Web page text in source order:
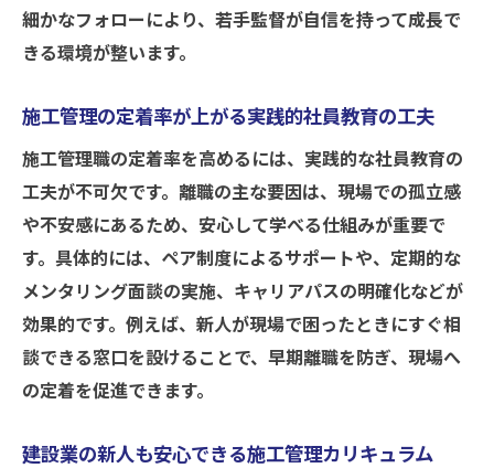
建設業で長く活躍できる施工管理の定着施
策
点
施工管理研修で職場環境を改善するポイン
ト
働きやすい施工管理職場を作る教育の工夫
働きやすさと成長を両立する研修内容
施工管理研修で働きやすさと成長を実現す
る方法
現場監督教育に役立つ施工管理の研修内容
現場の働き方改革を進める施工管理教育の
細かなフォローにより、若手監督が自信を持って成長で
きる環境が整います。
施工管理の定着率が上がる実践的社員教育の工夫
施工管理職の定着率を高めるには、実践的な社員教育の
工夫が不可欠です。離職の主な要因は、現場での孤立感
や不安感にあるため、安心して学べる仕組みが重要で
す。具体的には、ペア制度によるサポートや、定期的な
メンタリング面談の実施、キャリアパスの明確化などが
効果的です。例えば、新人が現場で困ったときにすぐ相
談できる窓口を設けることで、早期離職を防ぎ、現場へ
の定着を促進できます。
建設業の新人も安心できる施工管理カリキュラム